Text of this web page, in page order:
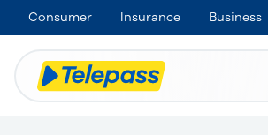
Consumer Insurance Business